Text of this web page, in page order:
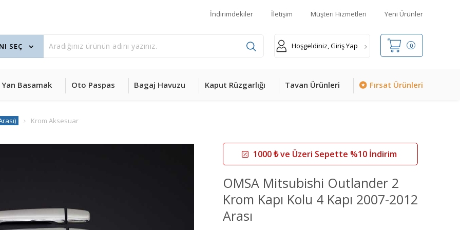
İndirimdekiler İletişim Müşteri Hizmetleri Yeni Ürünler
0
Hoşgeldiniz, Giriş Yap
Yan Basamak Oto Paspas Bagaj Havuzu Kaput Rüzgarlığı Tavan Ürünleri Fırsat Ürünleri
Krom Aksesuar
1000 ₺ ve Üzeri Sepette %10 İndirim
OMSA Mitsubishi Outlander 2
Krom Kapı Kolu 4 Kapı 2007-2012
Arası